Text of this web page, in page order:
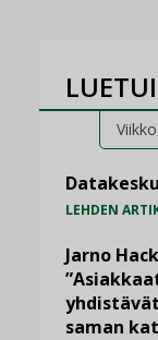
Viikko
LEHDEN
Jarno
saman